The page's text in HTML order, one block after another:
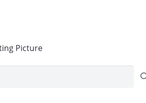
Picture